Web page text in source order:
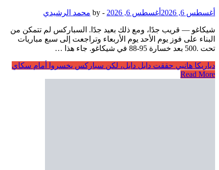
أغسطس 6, 2026 أغسطس 6, 2026 -
by محمد الرشيدي
شيكاغو — قريب جدًا، ومع ذلك بعيد جدًا. السباركس لم تتمكن من
البناء على فوز يوم الأحد يوم الأربعاء وتراجعت إلى سبع مباريات
تحت .500 بعد خسارة 95-88 في شيكاغو. جاء هذا …
دياريكا هانبي حققت دابل دابل، لكن سباركس يخسروا أمام سكاي
Read More